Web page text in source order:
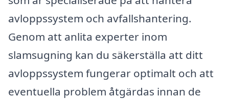
avloppssystem och avfallshantering.
Genom att anlita experter inom
slamsugning kan du säkerställa att ditt
avloppssystem fungerar optimalt och att
eventuella problem åtgärdas innan de